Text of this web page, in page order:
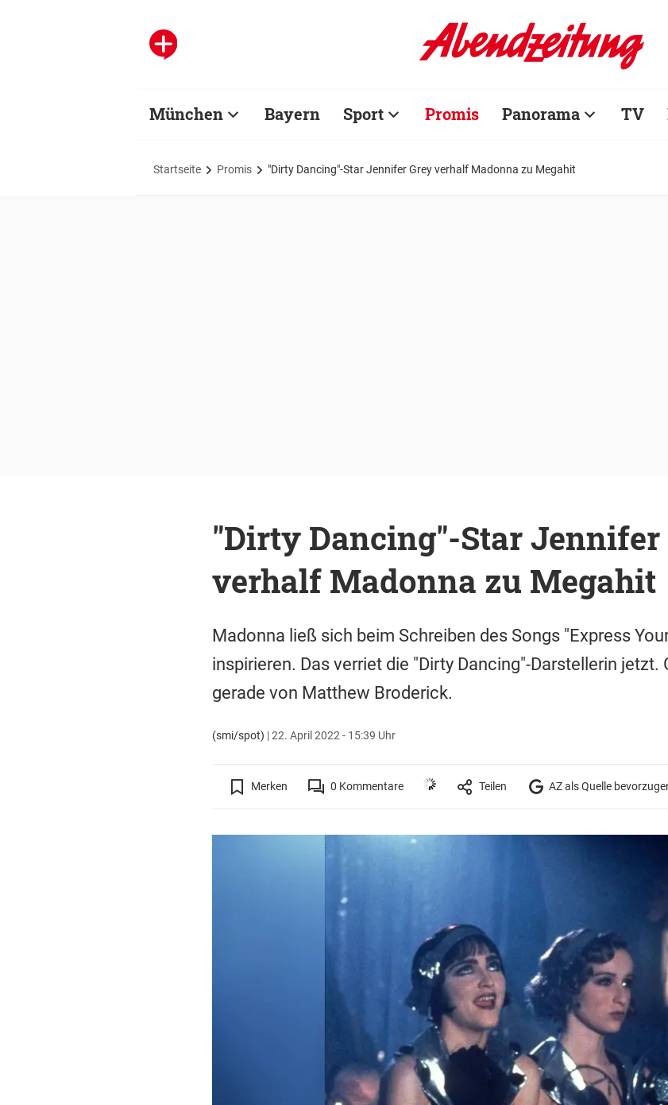
München Bayern Sport Promis Panorama TV
Startseite Promis "Dirty Dancing"-Star Jennifer Grey verhalf Madonna zu Megahit
"Dirty Dancing"-Star Jennifer
verhalf Madonna zu Megahit
Madonna ließ sich beim Schreiben des Songs "Express
inspirieren. Das verriet die "Dirty Dancing"-Darstellerin jetzt.
gerade von Matthew Broderick.
(smi/spot) |22. April 2022 - 15:39 Uhr
Merken 0 Kommentare Teilen AZ als Quelle